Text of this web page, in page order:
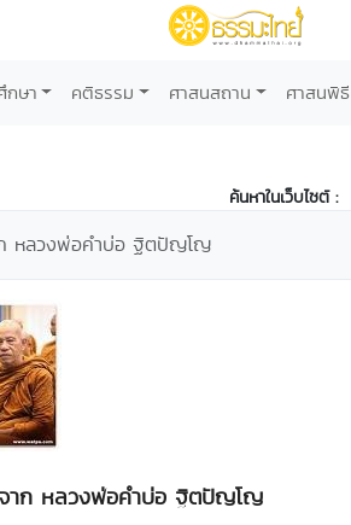
กษา คติธรรม ศาสนสถาน ศาสนพิธี
ค้นหาในเว็บไซต์ :
หลวงพ่อคำบ่อ ฐิตปัญโญ
าก หลวงพ่อคำบ่อ ฐิตปัญโญ